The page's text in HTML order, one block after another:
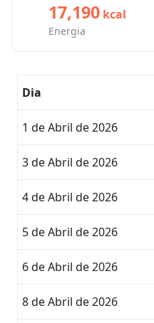
17,190 kcal
Energia
Dia
1 de Abril de 2026
3 de Abril de 2026
4 de Abril de 2026
5 de Abril de 2026
6 de Abril de 2026
8 de Abril de 2026